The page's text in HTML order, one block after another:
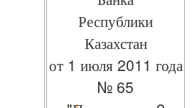
Республики
Казахстан
от 1 июля 2011 года
№ 65